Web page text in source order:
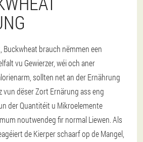
Buckwheat brauch nëmmen een
vu Gewierzer, wéi och aner
sollten net an der Ernährung
vun dëser Zort Ernärung ass eng
der Quantitéit u Mikroelemente
noutwendeg fir normal Liewen. Als
de Kierper schaarf op de Mangel,